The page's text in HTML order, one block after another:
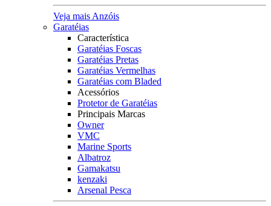
Veja mais Anzóis
Garatéias
Característica
Garatéias Foscas
Garatéias Pretas
Garatéias Vermelhas
Garatéias com Bladed
Acessórios
Protetor de Garatéias
Principais Marcas
Owner
VMC
Marine Sports
Albatroz
Gamakatsu
kenzaki
Arsenal Pesca